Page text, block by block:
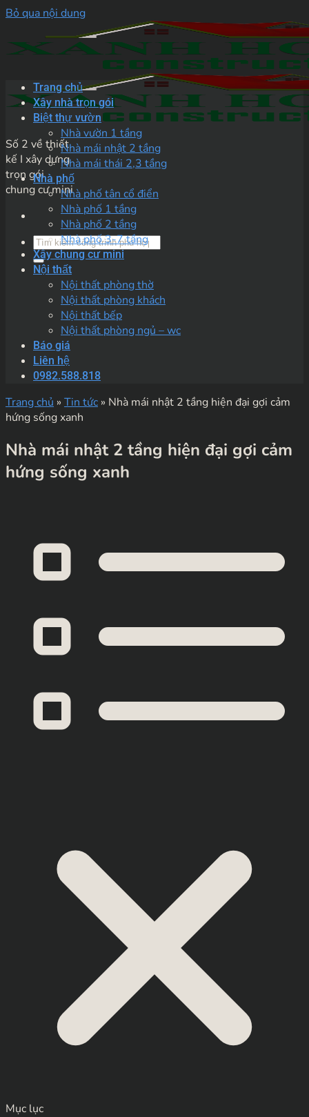
Bỏ qua nội dung
Số 2 về thiết
kế I xây dựng
trọn gói
chung cư mini
Trang chủ
Xây nhà trọn gói
Biệt thự vườn
Nhà vườn 1 tầng
Nhà mái nhật 2 tầng
Nhà mái thái 2,3 tầng
Nhà phố
Nhà phố tân cổ điển
Nhà phố 1 tầng
Nhà phố 2 tầng
Nhà phố 3-7 tầng
Xây chung cư mini
Nội thất
Nội thất phòng thờ
Nội thất phòng khách
Nội thất bếp
Nội thất phòng ngủ – wc
Báo giá
Liên hệ
0982.588.818
Trang chủ » Tin tức » Nhà mái nhật 2 tầng hiện đại gợi cảm
hứng sống xanh
Nhà mái nhật 2 tầng hiện đại gợi cảm
hứng sống xanh
Mục lục